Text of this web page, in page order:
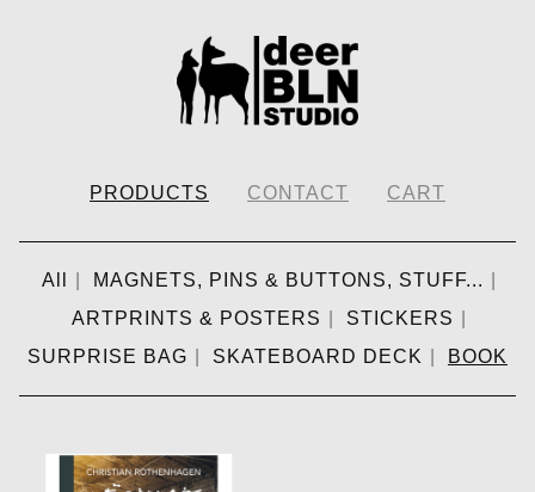
PRODUCTS CONTACT CART
All
MAGNETS, PINS & BUTTONS, STUFF...
ARTPRINTS & POSTERS
STICKERS
SURPRISE BAG
SKATEBOARD DECK BOOK
BOOK